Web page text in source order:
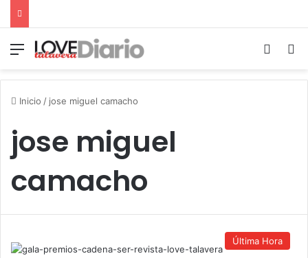
Menú
Inicio / jose miguel camacho
jose miguel
camacho
Última Hora